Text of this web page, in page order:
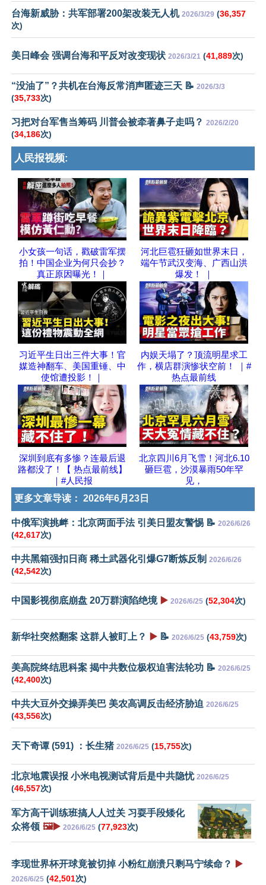
台海新威胁：共军部署200架改装无人机 2026/3/29 (36,357
次)
美日峰会 强调台海和平反对改变现状 2026/3/21 (41,889次)
“没油了”？共机在台海反常消声匿迹三天 📝 2026/3/3
(35,733次)
习把对台军售当筹码 川普会被牵著鼻子走吗？ 2026/2/20
(34,186次)
人民报视频:
小女孩一句话，戳破雷军摆
拍！中国企业为何只会抄？
真正原因曝光！｜
河北巨雹狂砸如世界末日，
端午节武汉变海、广西山洪
爆发！ ｜
习近平生日出三件大事！官
媒造神翻车、美国重锤、中
使馆遭投影！｜
内娱天塌了？顶流明星求工
作，横店群演惨状空前！ ｜#
热点最前线
深圳到底有多惨？连最后退
路都没了！【 热点最前线】
｜#人民报
北京四川6月飞雪！河北6.10
砸巨雹，沙漠暴雨50年罕
见，
更多文章导读： 2026年6月23日
中俄军演挑衅：北京两面手法 引美日盟友警惕 📝 2026/6/26
(42,617次)
中共黑箱强扣日商 稀土武器化引爆G7断炼反制 2026/6/26
(42,542次)
中国影视彻底崩盘 20万群演陷绝境 ▶️ 2026/6/25 (52,304次)
新华社突然翻案 这群人被盯上？ ▶️ 📝 2026/6/25 (43,759次)
美高院终结思科案 揭中共数位极权迫害法轮功 📝 2026/6/25
(42,400次)
中共大豆外交操弄美巴 美农高调反击经济胁迫 2026/6/25
(43,556次)
天下奇谭 (591) ：长生猪 2026/6/25 (15,755次)
北京地震误报 小米电视测试背后是中共隐忧 2026/6/25
(46,557次)
军方高干训练班搞人人过关 习耍手段矮化
众将领 🖼️▶️ 2026/6/25 (77,923次)
李现世界杯开球竟被切掉 小粉红崩溃只剩马宁续命？ ▶️
2026/6/25 (42,501次)